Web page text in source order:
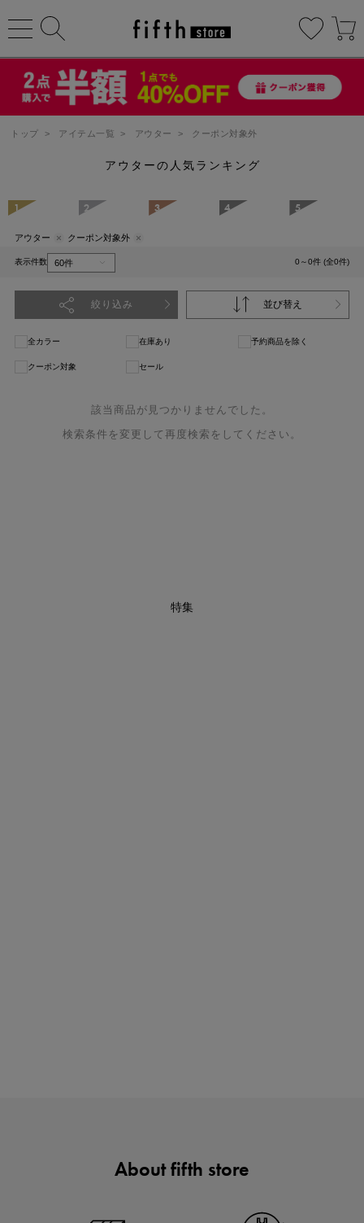
トップ > アイテム一覧 > アウター > クーポン対象外
アウターの人気ランキング
1 2 3 4 5
アウター クーポン対象外
表示件数 0～0件 (全0件)
絞り込み 並び替え
全カラー 在庫あり 予約商品を除く
クーポン対象 セール
該当商品が見つかりませんでした。
検索条件を変更して再度検索をしてください。
特集
About fifth store